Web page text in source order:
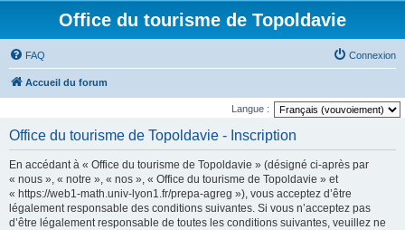
Office du tourisme de Topoldavie
FAQ Connexion
Accueil du forum
Langue :
Office du tourisme de Topoldavie - Inscription
En accédant à « Office du tourisme de Topoldavie » (désigné ci-après par
« nous », « notre », « nos », « Office du tourisme de Topoldavie » et
« https://web1-math.univ-lyon1.fr/prepa-agreg »), vous acceptez d’être
légalement responsable des conditions suivantes. Si vous n’acceptez pas
d’être légalement responsable de toutes les conditions suivantes, veuillez ne